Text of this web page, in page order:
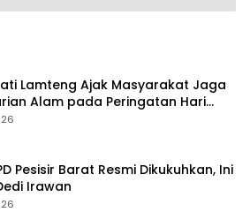
Lamteng Ajak Masyarakat Jaga
Alam pada Peringatan Hari
2026
Pesisir Barat Resmi Dikukuhkan, Ini
Irawan